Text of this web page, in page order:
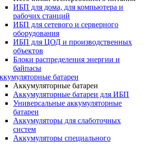
ИБП для дома, для компьютера и
рабочих станций
ИБП для сетевого и серверного
оборудования
ИБП для ЦОД и производственных
объектов
Блоки распределения энергии и
байпасы
батареи
Аккумуляторные батареи
Аккумуляторные батареи для ИБП
Универсальные аккумуляторные
батареи
Аккумуляторы для слаботочных
систем
Аккумуляторы специального